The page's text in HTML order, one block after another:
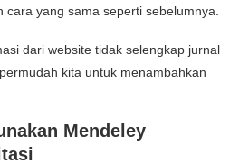
cara yang sama seperti sebelumnya.
dari website tidak selengkap jurnal
kita untuk menambahkan
Mendeley